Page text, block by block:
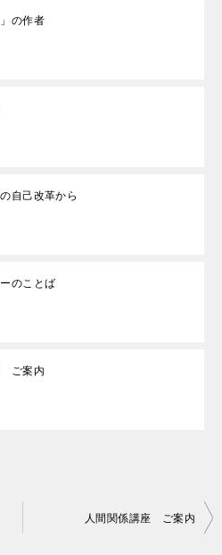
」の作者
自己改革から
のことば
ご案内
人間関係講座 ご案内